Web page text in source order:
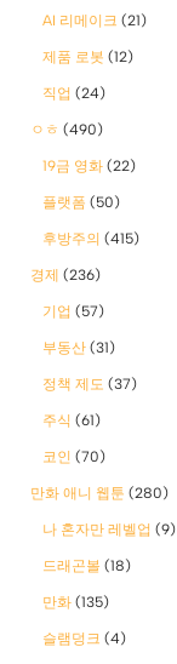
AI 리메이크 (21)
제품 로봇 (12)
직업 (24)
ㅇㅎ (490)
19금 영화 (22)
플랫폼 (50)
후방주의 (415)
경제 (236)
기업 (57)
부동산 (31)
정책 제도 (37)
주식 (61)
코인 (70)
만화 애니 웹툰 (280)
나 혼자만 레벨업 (9)
드래곤볼 (18)
만화 (135)
슬램덩크 (4)